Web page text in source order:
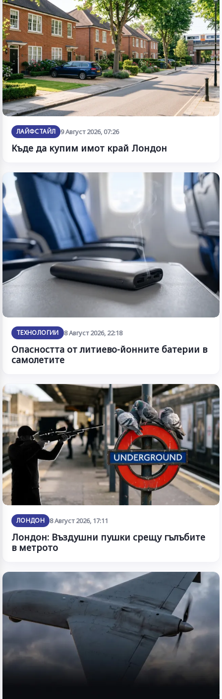
ЛАЙФСТАЙЛ 9 Август 2026, 07:26
Къде да купим имот край Лондон
ТЕХНОЛОГИИ 8 Август 2026, 22:18
Опасността от литиево-йонните батерии в
самолетите
ЛОНДОН 8 Август 2026, 17:11
Лондон: Въздушни пушки срещу гълъбите
в метрото